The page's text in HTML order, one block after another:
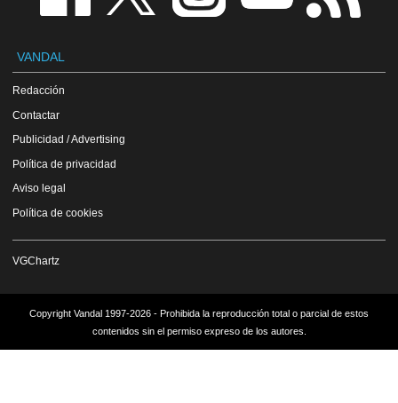
VANDAL
Redacción
Contactar
Publicidad / Advertising
Política de privacidad
Aviso legal
Política de cookies
VGChartz
Copyright Vandal 1997-2026 - Prohibida la reproducción total o parcial de estos
contenidos sin el permiso expreso de los autores.